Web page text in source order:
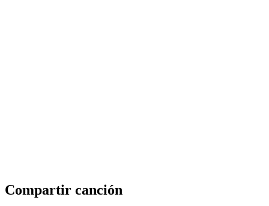
Compartir canción